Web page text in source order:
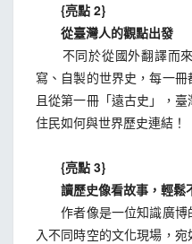
{亮點 2}
從臺灣人的觀點出發
不同於從國外翻譯而來
寫、自製的世界史，每一
且從第一冊「遠古史」，
住民如何與世界歷史連結！
{亮點 3}
讀歷史像看故事，輕鬆
作者像是一位知識廣博
入不同時空的文化現場，